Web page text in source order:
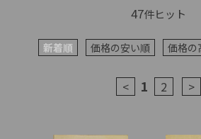
47件ヒット
新着順 価格の安い順 価格の
< 1 2 >